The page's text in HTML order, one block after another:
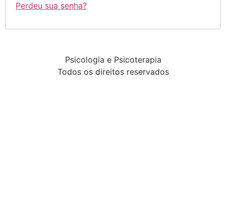
Perdeu sua senha?
Psicologia e Psicoterapia
Todos os direitos reservados